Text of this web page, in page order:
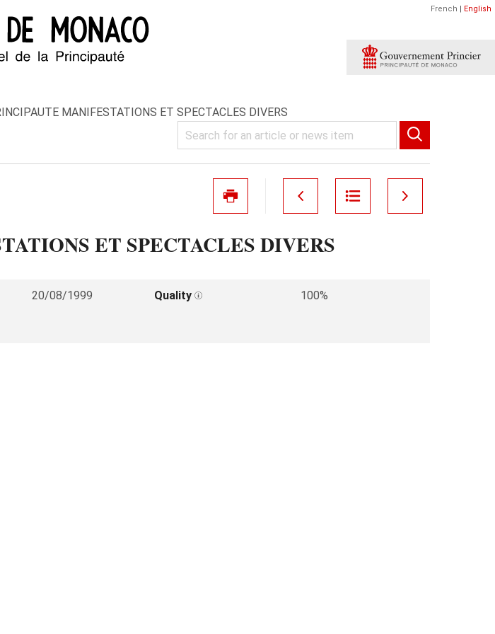
French | English
MANIFESTATIONS ET SPECTACLES DIVERS
ET SPECTACLES DIVERS
20/08/1999 Quality
100%